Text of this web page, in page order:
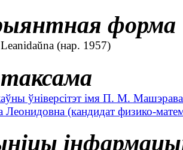
форма
(нар. 1957)
ўніверсітэт імя П. М.
(кандидат физико-